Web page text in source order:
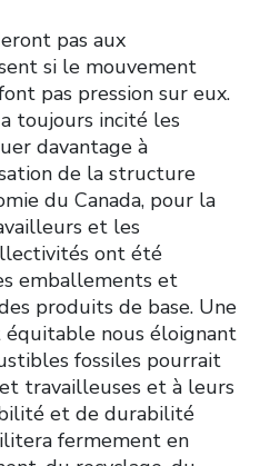
pas aux
si le mouvement
pas pression sur eux.
toujours incité les
davantage à
de la structure
du Canada, pour la
et les
ont été
emballements et
produits de base. Une
nous éloignant
fossiles pourrait
travailleuses et à leurs
et de durabilité
fermement en